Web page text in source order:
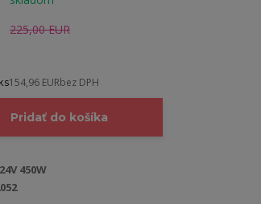
225,00 EUR
154,96 EURbez DPH
Pridať do košíka
450W